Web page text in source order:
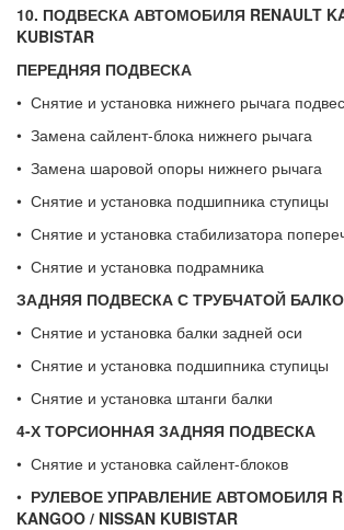
10. ПОДВЕСКА АВТОМОБИЛЯ RENAULT
KUBISTAR
ПЕРЕДНЯЯ ПОДВЕСКА
• Снятие и установка нижнего рычага
• Замена сайлент-блока нижнего рычага
• Замена шаровой опоры нижнего рычага
• Снятие и установка подшипника ступицы
• Снятие и установка стабилизатора
• Снятие и установка подрамника
ЗАДНЯЯ ПОДВЕСКА С ТРУБЧАТОЙ
• Снятие и установка балки задней оси
• Снятие и установка подшипника ступицы
• Снятие и установка штанги балки
4-Х ТОРСИОННАЯ ЗАДНЯЯ ПОДВЕСКА
• Снятие и установка сайлент-блоков
• РУЛЕВОЕ УПРАВЛЕНИЕ АВТОМОБИЛЯ
KANGOO / NISSAN KUBISTAR